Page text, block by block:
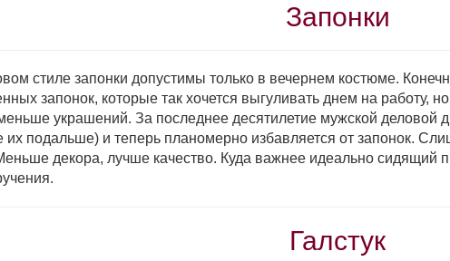
Запонки
стиле запонки допустимы только в вечернем костюме.
запонок, которые так хочет­ся выгуливать днем на работу,
украшений. За последнее десяти­летие мужской деловой
их подальше) и теперь планомерно избавляется от запонок.
декора, лучше качество. Куда важнее идеально сидящий
Галстук